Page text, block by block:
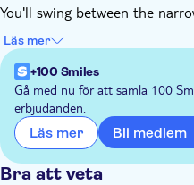
You'll swing between the
before slowing down. This
Grindelwald is one of the
adventure activities in the
The meeting point schedule
drive to Grindelwald will
end of your experience, order
Glacier Canyon thanks to the
Läs mer
+100 Smiles
Gå med nu för att samla 100
erbjudanden.
Läs mer Bli medlem
Bra att veta